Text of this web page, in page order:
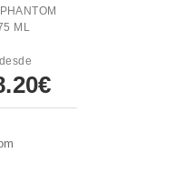
ML
desde